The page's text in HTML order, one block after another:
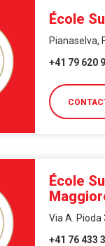
École
Pianaselva,
+41 79 620
École
Via A.
+41 76 433